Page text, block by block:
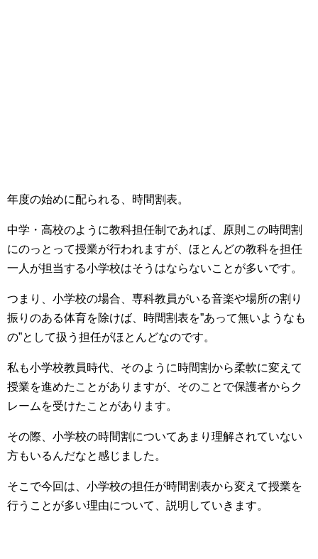
年度の始めに配られる、時間割表。
中学・高校のように教科担任制であれば、原則この時間割
にのっとって授業が行われますが、ほとんどの教科を担任
一人が担当する小学校はそうはならないことが多いです。
つまり、小学校の場合、専科教員がいる音楽や場所の割り
振りのある体育を除けば、時間割表を”あって無いようなも
の”として扱う担任がほとんどなのです。
私も小学校教員時代、そのように時間割から柔軟に変えて
授業を進めたことがありますが、そのことで保護者からク
レームを受けたことがあります。
その際、小学校の時間割についてあまり理解されていない
方もいるんだなと感じました。
そこで今回は、小学校の担任が時間割表から変えて授業を
行うことが多い理由について、説明していきます。